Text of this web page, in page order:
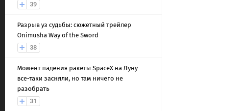
39
Разрыв уз судьбы: сюжетный трейлер
Onimusha Way of the Sword
38
Момент падения ракеты SpaceX на Луну
все-таки засняли, но там ничего не
разобрать
31